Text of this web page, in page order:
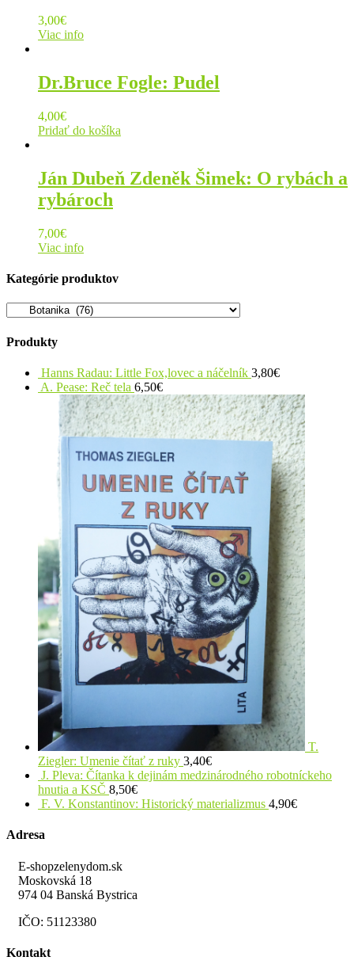
3,00€
Viac info
Dr.Bruce Fogle: Pudel
4,00€
Pridať do košíka
Ján Dubeň Zdeněk Šimek: O rybách a
rybároch
7,00€
Viac info
Kategórie produktov
Produkty
Hanns Radau: Little Fox,lovec a náčelník 3,80€
A. Pease: Reč tela 6,50€
T.
Ziegler: Umenie čítať z ruky 3,40€
J. Pleva: Čítanka k dejinám medzinárodného robotníckeho
hnutia a KSČ 8,50€
F. V. Konstantinov: Historický materializmus 4,90€
Adresa
E-shopzelenydom.sk
Moskovská 18
974 04 Banská Bystrica
IČO: 51123380
Kontakt